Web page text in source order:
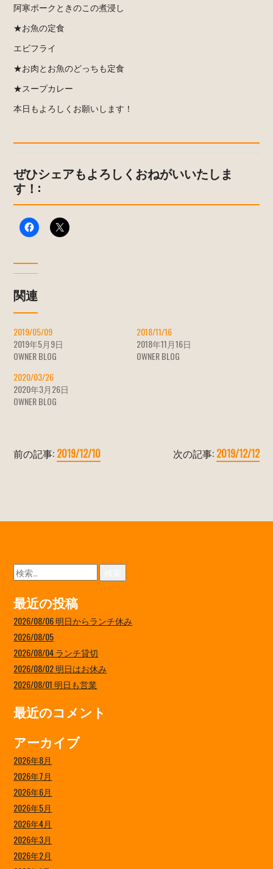
阿寒ポークときのこの煮浸し
★お魚の定食
エビフライ
★お肉とお魚のどっちも定食
★スープカレー
本日もよろしくお願いします！
ぜひシェアもよろしくおねがいいたしま
す！:
関連
2019/05/09
2019年5月9日
OWNER BLOG
2018/11/16
2018年11月16日
OWNER BLOG
2020/03/26
2020年3月26日
OWNER BLOG
前の記事: 2019/12/10 次の記事: 2019/12/12
検
索:
最近の投稿
2026/08/06 明日からランチ休み
2026/08/05
2026/08/04 ランチ貸切
2026/08/02 明日はお休み
2026/08/01 明日も営業
最近のコメント
アーカイブ
2026年8月
2026年7月
2026年6月
2026年5月
2026年4月
2026年3月
2026年2月